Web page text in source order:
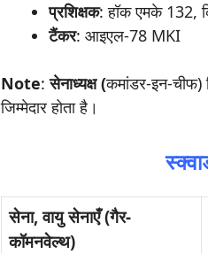
प्रशिक्षक: हॉक एमके 132,
टैंकर: आइएल-78 MKI
Note:सेनाध्यक्ष (कमांडर-इन-चीफ)
जिम्मेदार होता है।
सेना, वायु सेनाएँ (गैर-
कॉमनवेल्थ)